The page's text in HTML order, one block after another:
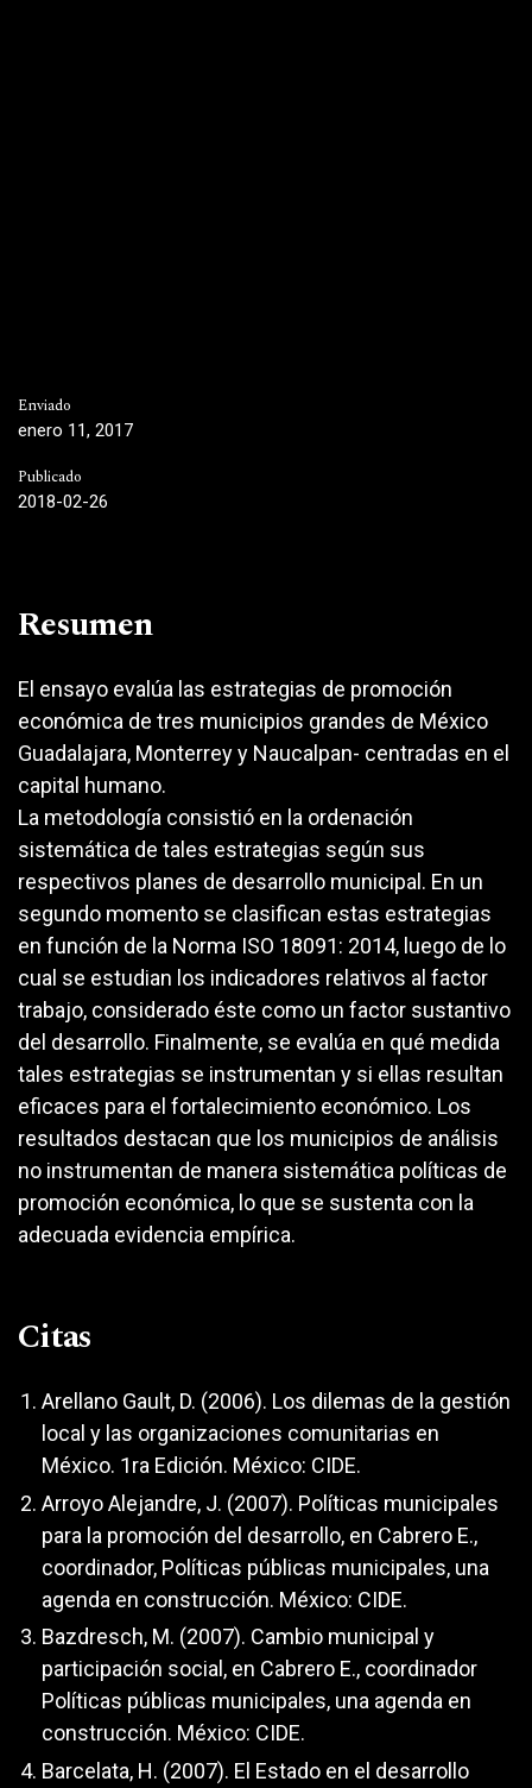
Enviado
enero 11, 2017
Publicado
2018-02-26
Resumen
El ensayo evalúa las estrategias de promoción
económica de tres municipios grandes de México
Guadalajara, Monterrey y Naucalpan- centradas en el
capital humano.
La metodología consistió en la ordenación
sistemática de tales estrategias según sus
respectivos planes de desarrollo municipal. En un
segundo momento se clasifican estas estrategias
en función de la Norma ISO 18091: 2014, luego de lo
cual se estudian los indicadores relativos al factor
trabajo, considerado éste como un factor sustantivo
del desarrollo. Finalmente, se evalúa en qué medida
tales estrategias se instrumentan y si ellas resultan
eficaces para el fortalecimiento económico. Los
resultados destacan que los municipios de análisis
no instrumentan de manera sistemática políticas de
promoción económica, lo que se sustenta con la
adecuada evidencia empírica.
Citas
Arellano Gault, D. (2006). Los dilemas de la gestión
local y las organizaciones comunitarias en
México. 1ra Edición. México: CIDE.
Arroyo Alejandre, J. (2007). Políticas municipales
para la promoción del desarrollo, en Cabrero E.,
coordinador, Políticas públicas municipales, una
agenda en construcción. México: CIDE.
Bazdresch, M. (2007). Cambio municipal y
participación social, en Cabrero E., coordinador
Políticas públicas municipales, una agenda en
construcción. México: CIDE.
Barcelata, H. (2007). El Estado en el desarrollo